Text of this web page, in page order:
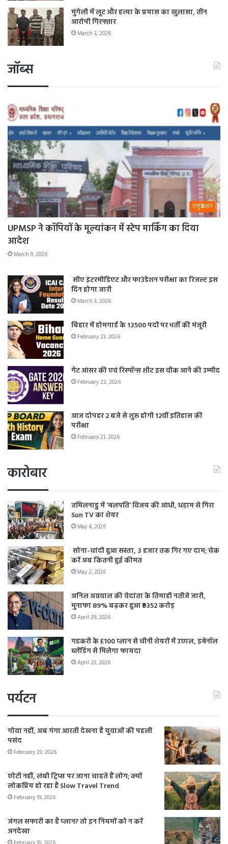
मुंगेली में लूट और हत्या के प्रयास का खुलासा, तीन
आरोपी गिरफ्तार
March 3, 2026
जॉब्स
एजुकेशन
UPMSP ने कॉपियों के मूल्यांकन में स्टेप मार्किंग का दिया
आदेश
March 9, 2026
सीए इंटरमीडिएट और फाउंडेशन परीक्षा का रिजल्ट इस
दिन होगा जारी
March 3, 2026
बिहार में होमगार्ड के 13500 पदों पर भर्ती की मंजूरी
February 23, 2026
गेट आंसर की एवं रिस्पॉन्स शीट इस वीक आने की उम्मीद
February 22, 2026
आज दोपहर 2 बजे से शुरू होगी 12वीं इतिहास की
परीक्षा
February 21, 2026
कारोबार
तमिलनाडु में ‘थलपति’ विजय की आंधी, धड़ाम से गिरा
Sun TV का शेयर
May 4, 2026
सोना-चांदी हुआ सस्ता, 3 हजार तक गिर गए दाम; चेक
करें अब कितनी हुई कीमत
May 2, 2026
अनिल अग्रवाल की वेदांता के तिमाही नतीजे जारी,
मुनाफा 89% बढ़कर हुआ ₹9352 करोड़
April 29, 2026
गडकरी के E100 प्लान से चीनी शेयरों में उछाल, इथेनॉल
ब्लेंडिंग से मिलेगा फायदा
April 23, 2026
पर्यटन
गोवा नहीं, अब गंगा आरती देखना है युवाओं की पहली
पसंद
February 23, 2026
छोटी नहीं, लंबी ट्रिप्स पर जाना चाहते हैं लोग; क्यों
लोकप्रिय हो रहा है Slow Travel Trend
February 19, 2026
जंगल सफारी का है प्लान? तो इन नियमों को न करें
अनदेखा